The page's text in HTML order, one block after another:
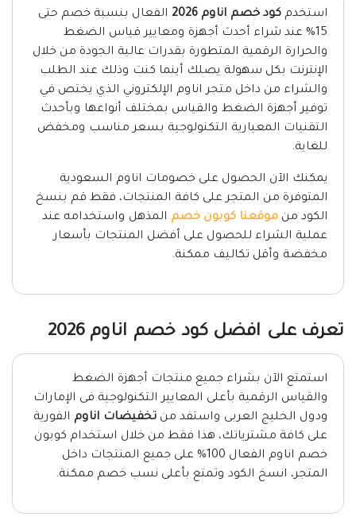
استخدم كود خصم اناوم 2026
الفعال بنسبة خصم حتى
15% عند شراء أحدث أجهزة ومعايير قياس الضغط
والحرارة الرقمية المتطورة بقدرات عالية الجودة من خلال
الإنترنت بكل سهولة يصلك أينما كنت وذلك عند الطلب
والشراء من داخل متجر اناوم الإلكتروني الذي يختص في
توفير أجهزة الضغط والقياس بمختلف أنواعها وبأحدث
التقنيات المعيارية التكنولوجية بسعر مناسب ومخفض
للغاية.
يمكنك الآن الحصول على خصومات اناوم السعودية
المتوفرة من المتجر على كافة المنتجات، فقط قم بنسخ
الكود من موقعنا كوبون خصم المذهل واستخدامه عند
عملية الشراء للحصول على أفضل المنتجات بأسعار
مخفضة وأقل تكاليف ممكنة.
تعرف على افضل كود خصم اناوم 2026
استمتع الآن بشراء جميع منتجات أجهزة الضغط
والقياس الرقمية بأعلى المعايير التكنولوجية فى الإمارات
ودول الخليج العربى واستفد من تخفيضات اناوم الفورية
على كافة مشترياتك، هذا فقط من خلال استخدام كوبون
خصم اناوم الفعال 100% على جميع المنتجات داخل
المتجر، انسخ الكود وتمتع بأعلى نسب خصم ممكنة.